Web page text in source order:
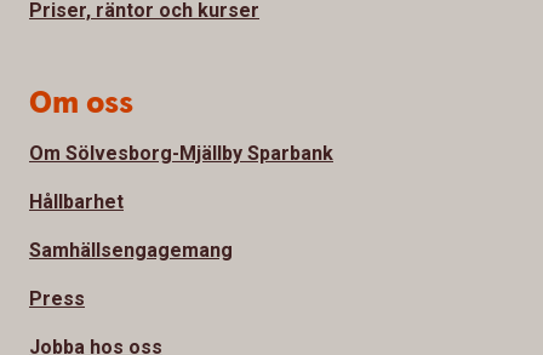
Priser, räntor och kurser
Om oss
Om Sölvesborg-Mjällby Sparbank
Hållbarhet
Samhällsengagemang
Press
Jobba hos oss